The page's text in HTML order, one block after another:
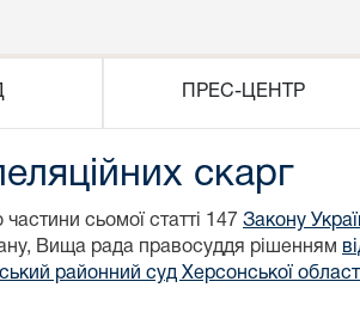
ПРЕС-ЦЕНТР
скарг
частини сьомої статті 147 Закону
Вища рада правосуддя рішенням
районний суд Херсонської